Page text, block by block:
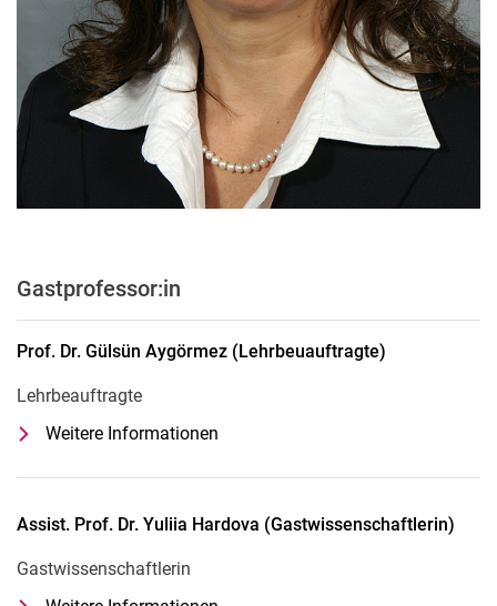
Gastprofessor:in
Prof. Dr. Gülsün Aygörmez (Lehrbeuauftragte)
Lehrbeauftragte
Weitere Informationen
Assist. Prof. Dr. Yuliia Hardova (Gastwissenschaftlerin)
Gastwissenschaftlerin